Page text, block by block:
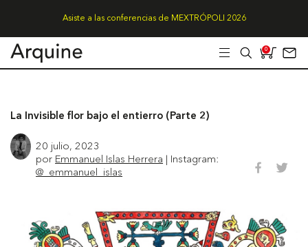
Asiste a las conferencias de MEXTRÓPOLI 2026
0
La Invisible flor bajo el entierro (Parte 2)
20 julio, 2023
por Emmanuel Islas Herrera | Instagram:
@_emmanuel_islas